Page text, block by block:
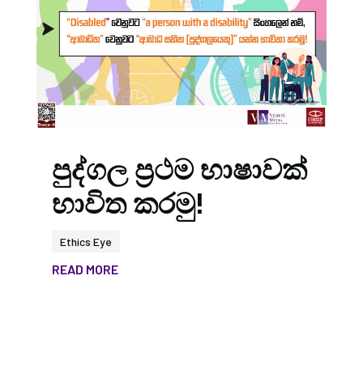
පුද්ගල ප්‍රථම භාෂාවක්
භාවිත කරමු!
Ethics Eye
READ MORE